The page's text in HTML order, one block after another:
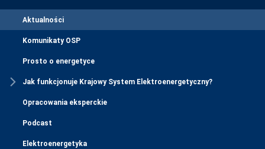
Aktualności
Komunikaty OSP
Prosto o energetyce
Jak funkcjonuje Krajowy System Elektroenergetyczny?
Opracowania eksperckie
Podcast
Elektroenergetyka